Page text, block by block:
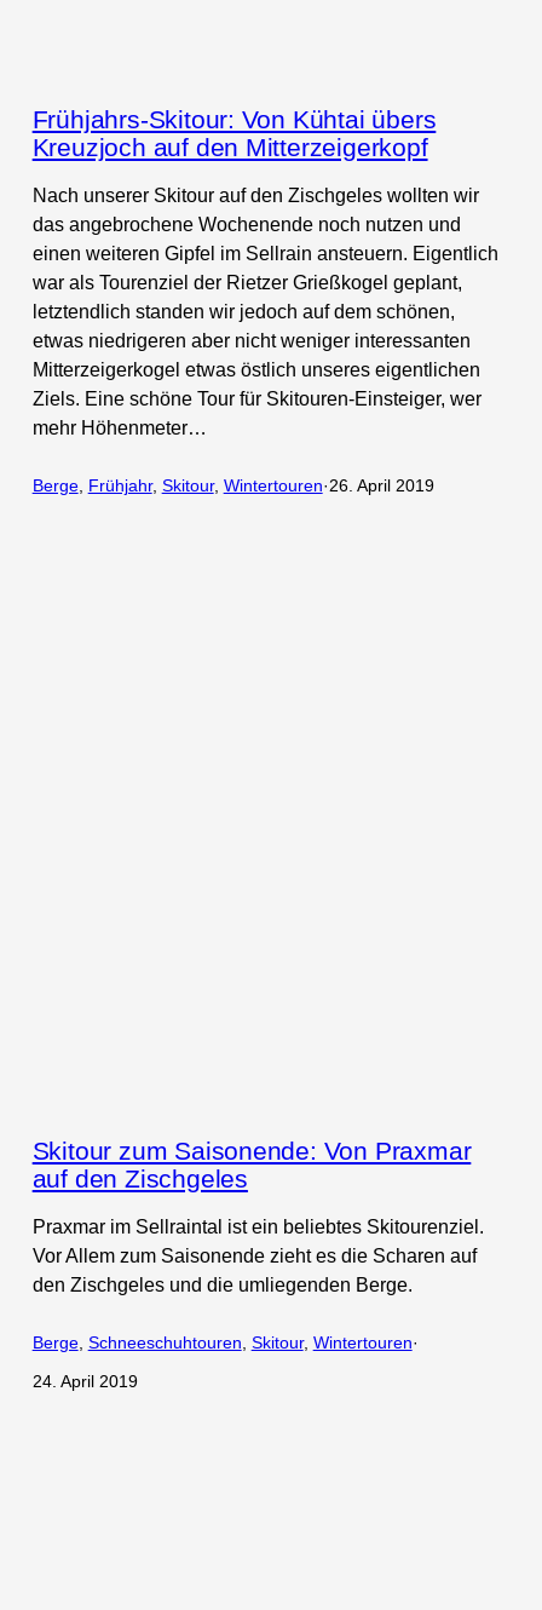
Frühjahrs-Skitour: Von Kühtai übers
Kreuzjoch auf den Mitterzeigerkopf
Nach unserer Skitour auf den Zischgeles wollten wir
das angebrochene Wochenende noch nutzen und
einen weiteren Gipfel im Sellrain ansteuern. Eigentlich
war als Tourenziel der Rietzer Grießkogel geplant,
letztendlich standen wir jedoch auf dem schönen,
etwas niedrigeren aber nicht weniger interessanten
Mitterzeigerkogel etwas östlich unseres eigentlichen
Ziels. Eine schöne Tour für Skitouren-Einsteiger, wer
mehr Höhenmeter…
Berge, Frühjahr, Skitour, Wintertouren·26. April 2019
Skitour zum Saisonende: Von Praxmar
auf den Zischgeles
Praxmar im Sellraintal ist ein beliebtes Skitourenziel.
Vor Allem zum Saisonende zieht es die Scharen auf
den Zischgeles und die umliegenden Berge.
Berge, Schneeschuhtouren Skitour, Wintertouren·
24. April 2019